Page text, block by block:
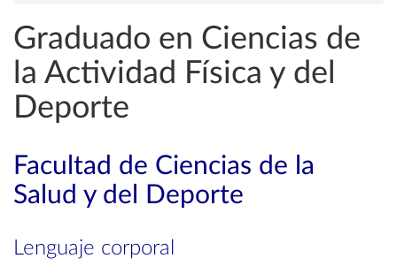
Graduado en Ciencias de
la Actividad Física y del
Deporte
Facultad de Ciencias de la
Salud y del Deporte
Lenguaje corporal